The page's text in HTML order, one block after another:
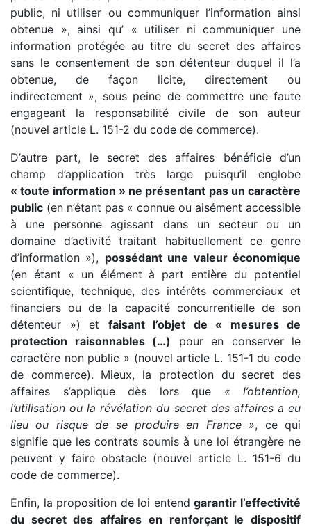
public, ni utiliser ou communiquer l’information ainsi
obtenue », ainsi qu’ « utiliser ni communiquer une
information protégée au titre du secret des affaires
sans le consentement de son détenteur duquel il l’a
obtenue, de façon licite, directement ou
indirectement », sous peine de commettre une faute
engageant la responsabilité civile de son auteur
(nouvel article L. 151-2 du code de commerce).
D’autre part, le secret des affaires bénéficie d’un
champ d’application très large puisqu’il englobe
« toute information » ne présentant pas un caractère
public (en n’étant pas « connue ou aisément accessible
à une personne agissant dans un secteur ou un
domaine d’activité traitant habituellement ce genre
d’information »), possédant une valeur économique
(en étant « un élément à part entière du potentiel
scientifique, technique, des intérêts commerciaux et
financiers ou de la capacité concurrentielle de son
détenteur ») et faisant l’objet de « mesures de
protection raisonnables (…) pour en conserver le
caractère non public » (nouvel article L. 151-1 du code
de commerce). Mieux, la protection du secret des
affaires s’applique dès lors que « l’obtention,
l’utilisation ou la révélation du secret des affaires a eu
lieu ou risque de se produire en France », ce qui
signifie que les contrats soumis à une loi étrangère ne
peuvent y faire obstacle (nouvel article L. 151-6 du
code de commerce).
Enfin, la proposition de loi entendgarantir l’effectivité
du secret des affaires en renforçant le dispositif